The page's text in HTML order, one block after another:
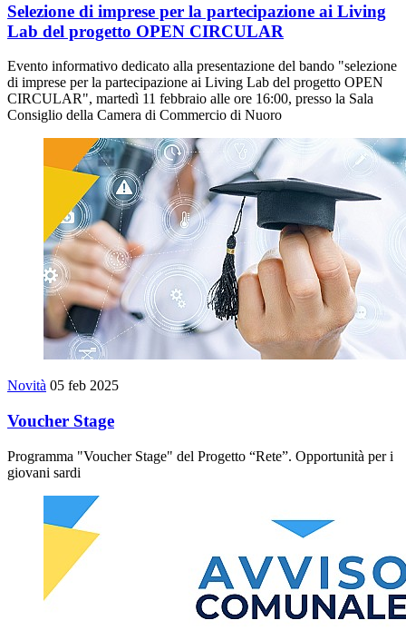
Selezione di imprese per la partecipazione ai Living
Lab del progetto OPEN CIRCULAR
Evento informativo dedicato alla presentazione del bando "selezione
di imprese per la partecipazione ai Living Lab del progetto OPEN
CIRCULAR", martedì 11 febbraio alle ore 16:00, presso la Sala
Consiglio della Camera di Commercio di Nuoro
Novità 05 feb 2025
Voucher Stage
Programma "Voucher Stage" del Progetto “Rete”. Opportunità per i
giovani sardi